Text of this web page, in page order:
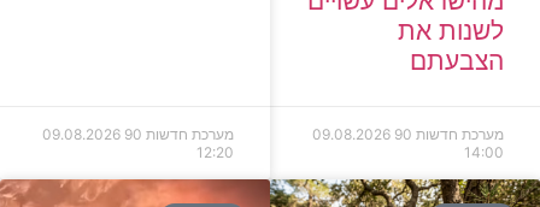
לשנות את
הצבעתם
מערכת חדשות 90
09.08.2026
14:00
מערכת חדשות 90
09.08.2026
12:20